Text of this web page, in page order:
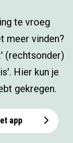
te vroeg
meer vinden?
(rechtsonder)
Hier kun je
gekregen.
app